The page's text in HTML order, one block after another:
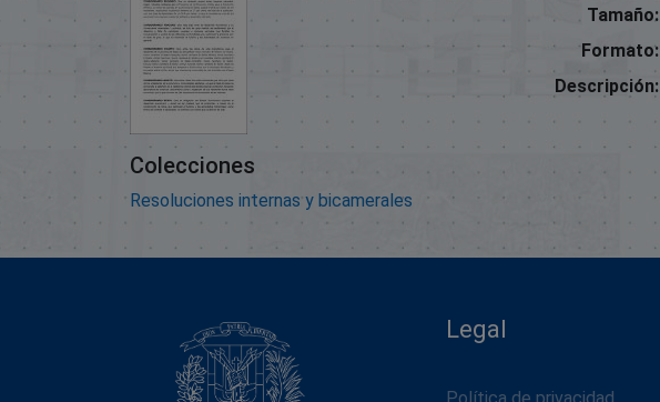
Tamaño:
Formato:
Descripción:
Colecciones
Resoluciones internas y bicamerales
Legal